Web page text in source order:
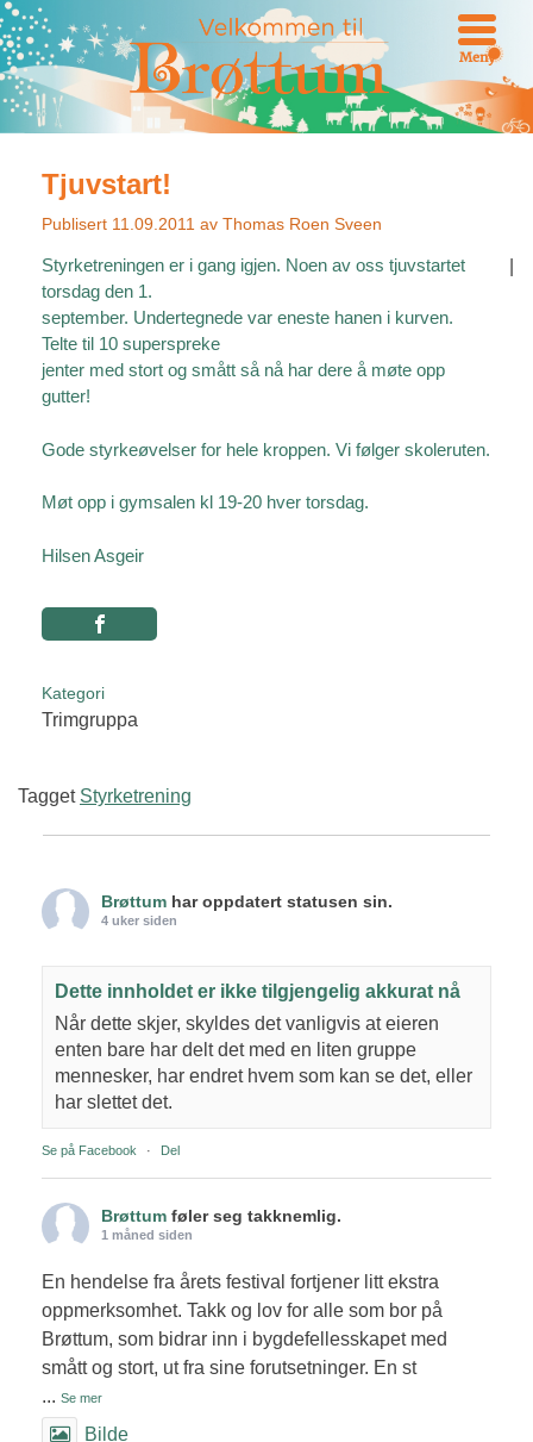
Meny
Tjuvstart!
Publisert 11.09.2011 av Thomas Roen Sveen
Styrketreningen er i gang igjen. Noen av oss tjuvstartet
torsdag den 1.
september. Undertegnede var eneste hanen i kurven.
Telte til 10 superspreke
jenter med stort og smått så nå har dere å møte opp
gutter!
Gode styrkeøvelser for hele kroppen. Vi følger skoleruten.
Møt opp i gymsalen kl 19-20 hver torsdag.
Hilsen Asgeir
Kategori
Trimgruppa
Tagget Styrketrening
Brøttum har oppdatert statusen sin.
4 uker siden
Dette innholdet er ikke tilgjengelig akkurat nå
Når dette skjer, skyldes det vanligvis at eieren
enten bare har delt det med en liten gruppe
mennesker, har endret hvem som kan se det, eller
har slettet det.
Se på Facebook · Del
Brøttum føler seg takknemlig.
1 måned siden
En hendelse fra årets festival fortjener litt ekstra
oppmerksomhet. Takk og lov for alle som bor på
Brøttum, som bidrar inn i bygdefellesskapet med
smått og stort, ut fra sine forutsetninger. En st
... Se mer
Bilde